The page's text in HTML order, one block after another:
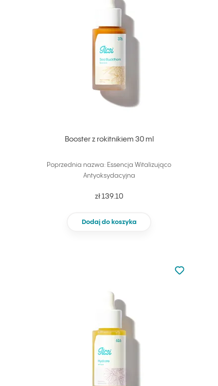
Booster z rokitnikiem 30 ml
Poprzednia nazwa: Essencja Witalizująco
Antyoksydacyjna
zł 139.10
Dodaj do koszyka
Nie dodano
Dodaj do